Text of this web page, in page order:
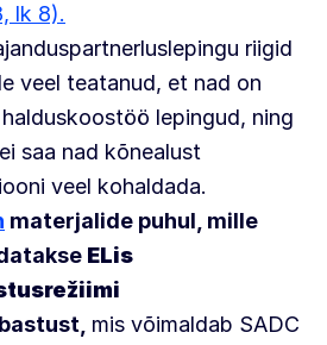
lk 8).
riigid
veel teatanud, et nad on
lepingud, ning
saa nad kõnealust
veel kohaldada.
materjalide puhul, mille
ELis
mis võimaldab SADC